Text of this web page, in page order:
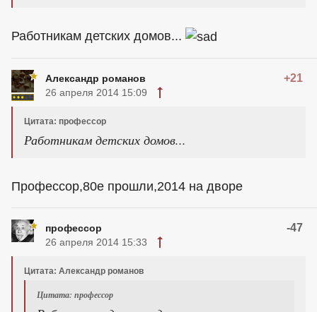
Работникам детских домов...
Александр романов +21
26 апреля 2014 15:09
Цитата: профессор
Работникам детских домов...
Профессор,80е прошли,2014 на дворе
профессор -47
26 апреля 2014 15:33
Цитата: Александр романов
Цитата: профессор